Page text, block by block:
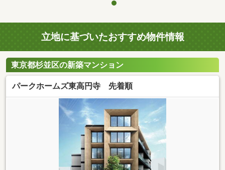
立地に基づいたおすすめ物件情報
東京都杉並区の新築マンション
パークホームズ東高円寺 先着順